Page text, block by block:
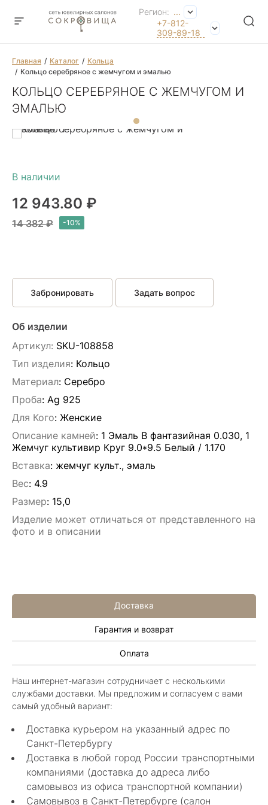
Регион: ...
+7-812-
309-89-18
Главная Каталог
Кольца
Кольцо серебряное с жемчугом и эмалью
КОЛЬЦО СЕРЕБРЯНОЕ С ЖЕМЧУГОМ И
ЭМАЛЬЮ
12 943.80 ₽
14 382 ₽
Забронировать Задать вопрос
Об изделии
Артикул: SKU-108858
Тип изделия: Кольцо
Материал: Серебро
Проба: Ag 925
Для Кого: Женские
Описание камней: 1 Эмаль B фантазийная 0.030, 1
Жемчуг культивир Круг 9.0*9.5 Белый / 1.170
Вставка: жемчуг культ., эмаль
Вес: 4.9
Размер: 15,0
Изделие может отличаться от представленного на
фото и в описании
Доставка
Гарантия и возврат
Оплата
Наш интернет-магазин сотрудничает с несколькими
службами доставки. Мы предложим и согласуем с вами
самый удобный вариант:
Доставка курьером на указанный адрес по
Санкт-Петербургу
Доставка в любой город России транспортными
компаниями (доставка до адреса либо
самовывоз из офиса транспортной компании)
Самовывоз в Санкт-Петербурге (салон
Алла Майорова
Классные изделия, оригинальные не похожие
в других магазинах. Сотрудники очень
грамотные специалисты в своем деле помогли
с выбором.
Показать полностью
Нелли Г.
4 мая 2025